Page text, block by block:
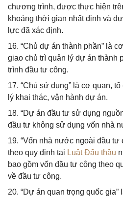
chương trình, được thực hiện
khoảng thời gian nhất định và
lực đã xác định.
16. “Chủ dự án thành phần” là
giao chủ trì quản lý dự án thành
trình đầu tư công.
17. “Chủ sử dụng” là cơ quan,
lý khai thác, vận hành dự án.
18. “Dự án đầu tư sử dụng
đầu tư không sử dụng vốn nhà
19. “Vốn nhà nước ngoài đầu tư
theo quy định tại Luật Đấu thầu
bao gồm vốn đầu tư công theo
về đầu tư công.
20. “Dự án quan trọng quốc gia”